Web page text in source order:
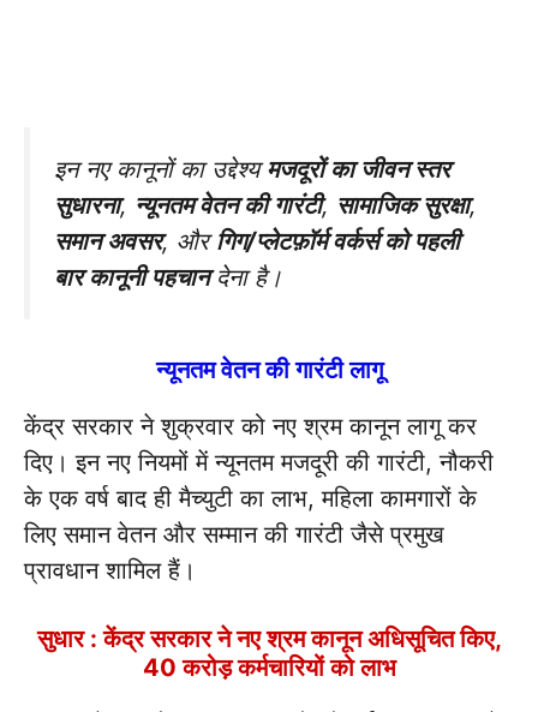
इन नए कानूनों का उद्देश्यमजदूरों का जीवन स्तर
सुधारना, न्यूनतम वेतन की गारंटी, सामाजिक सुरक्षा,
समान अवसर, औरगिग/प्लेटफ़ॉर्म वर्कर्स को पहली
बार कानूनी पहचानदेना है।
न्यूनतम वेतन की गारंटी लागू
केंद्र सरकार ने शुक्रवार को नए श्रम कानून लागू कर
दिए। इन नए नियमों में न्यूनतम मजदूरी की गारंटी, नौकरी
के एक वर्ष बाद ही मैच्युटी का लाभ, महिला कामगारों के
लिए समान वेतन और सम्मान की गारंटी जैसे प्रमुख
प्रावधान शामिल हैं।
सुधार : केंद्र सरकार ने नए श्रम कानून अधिसूचित किए,
40 करोड़ कर्मचारियों को लाभ